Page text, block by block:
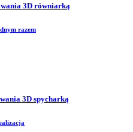
3D równiarką
razem
3D spycharką